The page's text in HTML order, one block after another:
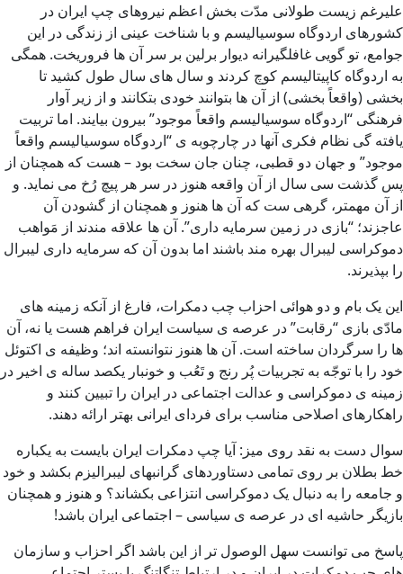
علیرغم زیست طولانی مدّت بخش اعظم نیروهای چپ ایران در
کشورهای اردوگاه سوسیالیسم و با شناخت عینی از زندگی در این
جوامع، تو گویی غافلگیرانه دیوار برلین بر سر آن ها فروریخت. همگی
به اردوگاه کاپیتالیسم کوچ کردند و سال های سال طول کشید تا
بخشی (واقعاً بخشی) از آن ها بتوانند خودی بتکانند و از زیر آوار
فرهنگی “اردوگاه سوسیالیسم واقعاً موجود” بیرون بیایند. اما تربیت
یافته گی نظام فکری آنها در چارچوبه ی “اردوگاه سوسیالیسم واقعاً
موجود” و جهان دو قطبی، چنان جان سخت بود – هست که همچنان از
پس گذشت سی سال از آن واقعه هنوز در سر هر پیچ رُخ می نماید. و
از آن مهمتر، گرهی ست که آن ها هنوز و همچنان از گشودن آن
عاجزند؛ “بازی در زمین سرمایه داری”. آن ها علاقه مندند از مَواهب
دموکراسی لیبرال بهره مند باشند اما بدون آن که سرمایه داری لیبرال
را بپذیرند.
این یک بام و دو هوائی احزاب چب دمکرات، فارغ از آنکه زمینه های
مادّی بازی “رقابت” در عرصه ی سیاست ایران فراهم هست یا نه، آن
ها را سرگردان ساخته است. آن ها هنوز نتوانسته اند؛ وظیفه ی اکتوئل
خود را با توجّه به تجربیات پُر رنج و تَعُب و خونبار یکصد ساله ی اخیر در
زمینه ی دموکراسی و عدالت اجتماعی در ایران را تبیین کنند و
راهکارهای اصلاحی مناسب برای فردای ایرانی بهتر ارائه دهند.
سوال دست به نقد روی میز: آیا چپ دمکرات ایران بایست به یکباره
خط بطلان بر روی تمامی دستاوردهای گرانبهای لیبرالیزم بکشد و خود
و جامعه را به دنبال یک دموکراسی انتزاعی بکشاند؟ و هنوز و همچنان
بازیگر حاشیه ای در عرصه ی سیاسی – اجتماعی ایران باشد!
پاسخ می توانست سهل الوصول تر از این باشد اگر احزاب و سازمان